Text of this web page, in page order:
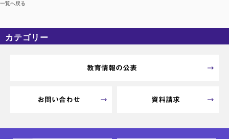
一覧へ戻る
カテゴリー
教育情報の公表
お問い合わせ 資料請求